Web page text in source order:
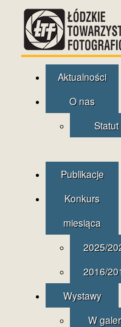
Aktualności
O nas
Statut
Publikacje
Konkurs
miesiąca
2025/
2016/
Wystawy
W